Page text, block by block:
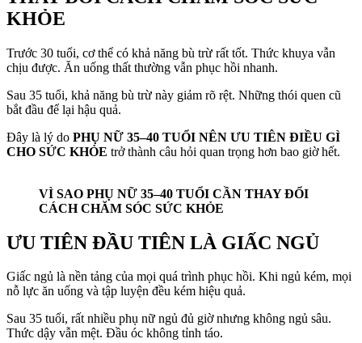
KHỎE
Trước 30 tuổi, cơ thể có khả năng bù trừ rất tốt. Thức khuya vẫn
chịu được. Ăn uống thất thường vẫn phục hồi nhanh.
Sau 35 tuổi, khả năng bù trừ này giảm rõ rệt. Những thói quen cũ
bắt đầu để lại hậu quả.
Đây là lý do PHỤ NỮ 35–40 TUỔI NÊN ƯU TIÊN ĐIỀU GÌ
CHO SỨC KHỎE trở thành câu hỏi quan trọng hơn bao giờ hết.
VÌ SAO PHỤ NỮ 35–40 TUỔI CẦN THAY ĐỔI
CÁCH CHĂM SÓC SỨC KHỎE
ƯU TIÊN ĐẦU TIÊN LÀ GIẤC NGỦ
Giấc ngủ là nền tảng của mọi quá trình phục hồi. Khi ngủ kém, mọi
nỗ lực ăn uống và tập luyện đều kém hiệu quả.
Sau 35 tuổi, rất nhiều phụ nữ ngủ đủ giờ nhưng không ngủ sâu.
Thức dậy vẫn mệt. Đầu óc không tỉnh táo.